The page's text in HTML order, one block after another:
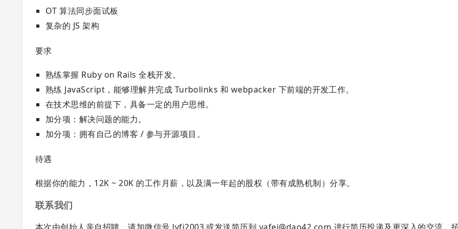
OT 算法同步面试板
复杂的 JS 架构
要求
熟练掌握 Ruby on Rails 全栈开发。
熟练 JavaScript，能够理解并完成 Turbolinks 和 webpacker 下前端的开发工作。
在技术思维的前提下，具备一定的用户思维。
加分项：解决问题的能力。
加分项：拥有自己的博客 / 参与开源项目。
待遇
根据你的能力，12K ~ 20K 的工作月薪，以及满一年起的股权（带有成熟机制）分享。
联系我们
本次由创始人亲自招聘，请加微信号 lyfi2003 或发送简历到 yafei@dao42.com 进行简历投递及更深入的交流。